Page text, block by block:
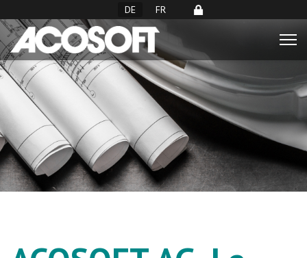
Sprache auswählen
DE FR